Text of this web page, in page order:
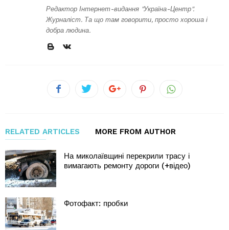
Редактор Інтернет-видання "Україна-Центр".
Журналіст. Та що там говорити, просто хороша і
добра людина.
RELATED ARTICLES MORE FROM AUTHOR
На миколаївщині перекрили трасу і
вимагають ремонту дороги (+відео)
Фотофакт: пробки